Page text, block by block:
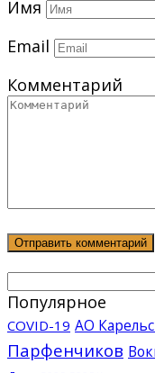
Имя
Email
Комментарий
Популярное
COVID-19 АО
Парфенчиков